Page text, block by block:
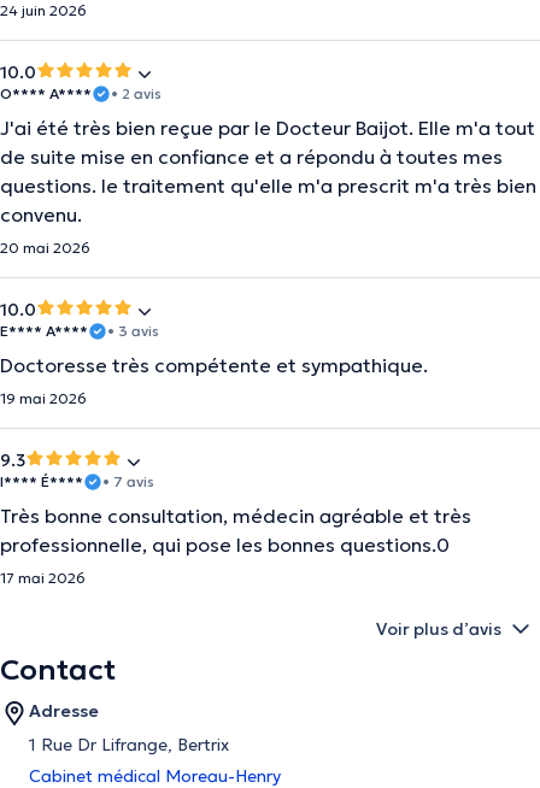
24 juin 2026
10.0
O**** A**** • 2 avis
J'ai été très bien reçue par le Docteur Baijot. Elle m'a tout
de suite mise en confiance et a répondu à toutes mes
questions. le traitement qu'elle m'a prescrit m'a très bien
convenu.
20 mai 2026
10.0
E**** A**** • 3 avis
Doctoresse très compétente et sympathique.
19 mai 2026
9.3
I**** É**** • 7 avis
Très bonne consultation, médecin agréable et très
professionnelle, qui pose les bonnes questions.0
17 mai 2026
Voir plus d’avis
Contact
Adresse
1 Rue Dr Lifrange, Bertrix
Cabinet médical Moreau-Henry